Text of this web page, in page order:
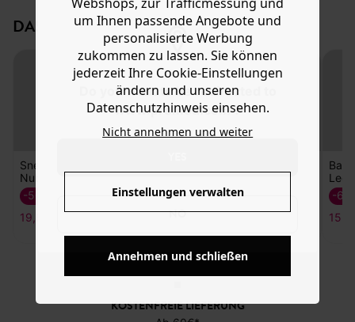
Do you want to be redirected to
www.promod.com ?
NO
Hilfe
abgerundeter Spitze hat Kunststoffblenden und eine
Profillaufsohle sowie gepolsterte Zunge, Schaft und
Innensohle und Promod-Logo auf der Zunge. Eine schöne
Geschenkidee.
DAS KÖNNTE IHNEN GEFALLEN:
Sneakers in
Nubuk-Optik
Sneakers mit
Leomuster
39,99 €
Webshops, zur Trafficmessung und
um Ihnen passende Angebote und
personalisierte Werbung
zukommen zu lassen. Sie können
jederzeit Ihre Cookie-Einstellungen
ändern und unseren
Datenschutzhinweis einsehen.
Nicht annehmen und weiter
Einstellungen verwalten
Annehmen und schließen